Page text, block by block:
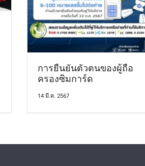
การยืนยันตัวตนของผู้ถือ
ครองซิมการ์ด
14 มี.ค. 2567